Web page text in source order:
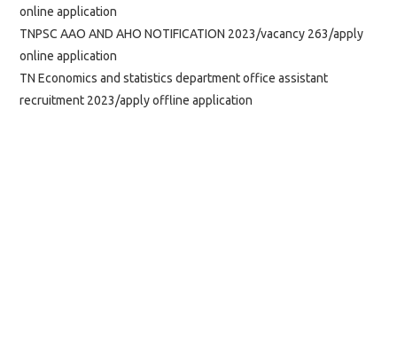
online application
TNPSC AAO AND AHO NOTIFICATION 2023/vacancy 263/apply
online application
TN Economics and statistics department office assistant
recruitment 2023/apply offline application